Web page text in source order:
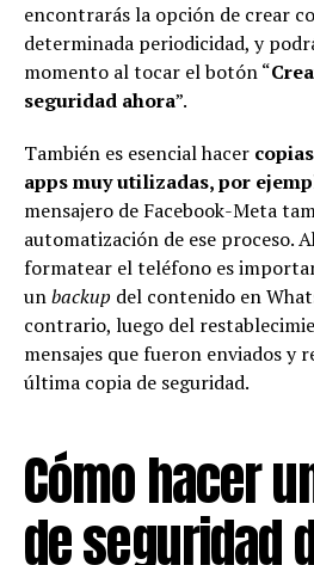
encontrarás la opción de crear
determinada periodicidad, y
momento al tocar el botón “
seguridad ahora”.
También es esencial hacer
apps muy utilizadas, por
mensajero de Facebook-Meta
automatización de ese proceso.
formatear el teléfono es
unbackup del contenido en
contrario, luego del
mensajes que fueron enviados y
última copia de seguridad.
Cómo hacer
de seguridad